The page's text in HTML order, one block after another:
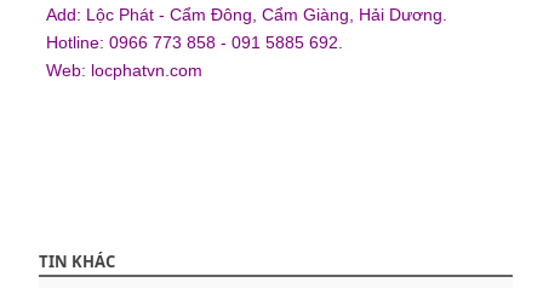
Add: Lộc Phát - Cẩm Đông, Cẩm Giàng, Hải Dương.
Hotline: 0966 773 858 - 091 5885 692.
Web: locphatvn.com
TIN KHÁC